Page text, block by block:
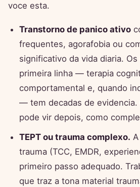
voce esta.
Transtorno de panico ativo
frequentes, agorafobia ou
significativo da vida diaria.
primeira linha — terapia
comportamental e, quando
— tem decadas de evidencia.
pode vir depois, como
TEPT ou trauma complexo.
trauma (TCC, EMDR,
primeiro passo adequado.
que traz a tona material